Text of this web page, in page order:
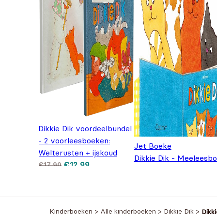
Dikkie Dik voordeelbundel
- 2 voorleesboeken:
Welterusten + ijskoud
€17,90 Oorspronkelijke prijs was: €17,90.
€12,99Huidige prijs is: €12,99.
Jet Boeke
Dikkie Dik -
Kinderboeken > Alle kinderboeken > Dikkie Dik >